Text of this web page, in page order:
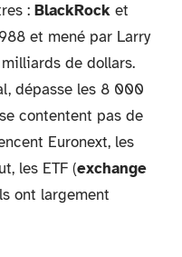
: BlackRock et
et mené par Larry
de dollars.
dépasse les 8 000
contentent pas de
Euronext, les
les ETF (exchange
ont largement